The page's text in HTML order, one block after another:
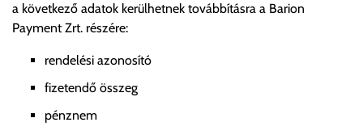
a következő adatok kerülhetnek továbbításra a Barion
Payment Zrt. részére:
rendelési azonosító
fizetendő összeg
pénznem